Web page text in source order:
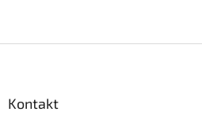
Kontakt